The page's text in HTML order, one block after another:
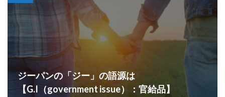
ジーパンの「ジー」の語源は
【G.I（government issue）：官給品】